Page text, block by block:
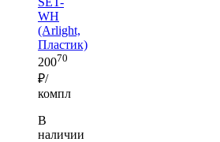
WH
(Arlight,
Пластик)
20070
₽/
компл
В
наличии